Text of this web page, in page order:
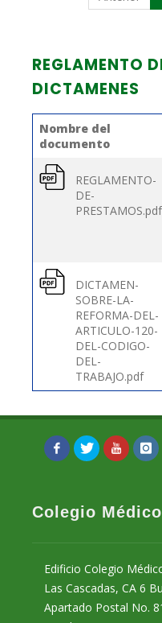
REGLAMENTO
DICTAMENES
Nombre del
documento
REGLAMENTO-
DE-
PRESTAMOS.pdf
DICTAMEN-
SOBRE-LA-
REFORMA-DEL-
ARTICULO-120-
DEL-CODIGO-
DEL-
TRABAJO.pdf
Colegio
Edificio Colegio
Las Cascadas, CA 6
Apartado Postal No.